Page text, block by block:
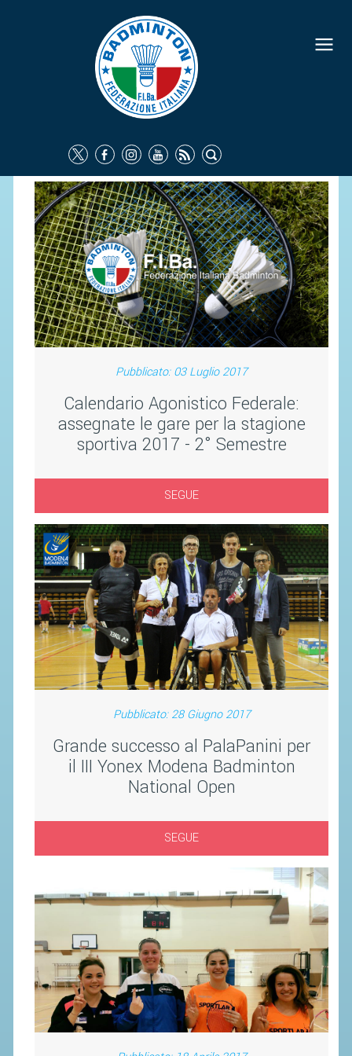
Pubblicato: 03 Luglio 2017
Calendario Agonistico Federale:
assegnate le gare per la stagione
sportiva 2017 - 2° Semestre
SEGUE
Pubblicato: 28 Giugno 2017
Grande successo al PalaPanini per
il III Yonex Modena Badminton
National Open
SEGUE
FEDERAZIONE
IDENTITÀ
COMMISSIONI FEDERALI
ORGANI TERRITORIALI
SOCIETÀ SPORTIVE
CARTE FEDERALI
ATTI UFFICIALI
TUTELA DELLA SALUTE -
ANTIDOPING
COMUNICAZIONE E MARKETING
AVVISI E BANDI
CIRCOLARI
SAFEGUARDING
RICHIESTA PATROCINIO
GIUSTIZIA FEDERALE
REGOLAMENTI
PROVVEDIMENTI
ORGANI DI GIUSTIZIA FEDERALE
STAFF TECNICO
CTF – PALABADMINTON
ATLETI D'INTERESSE NAZIONALE
SCHEDE ATLETI
CENTRI TECNICI TERRITORIALI
COMMISSIONE ATLETI
TESSERAMENTO
AFFILIAZIONE E TESSERAMENTO
QUOTE E TASSE